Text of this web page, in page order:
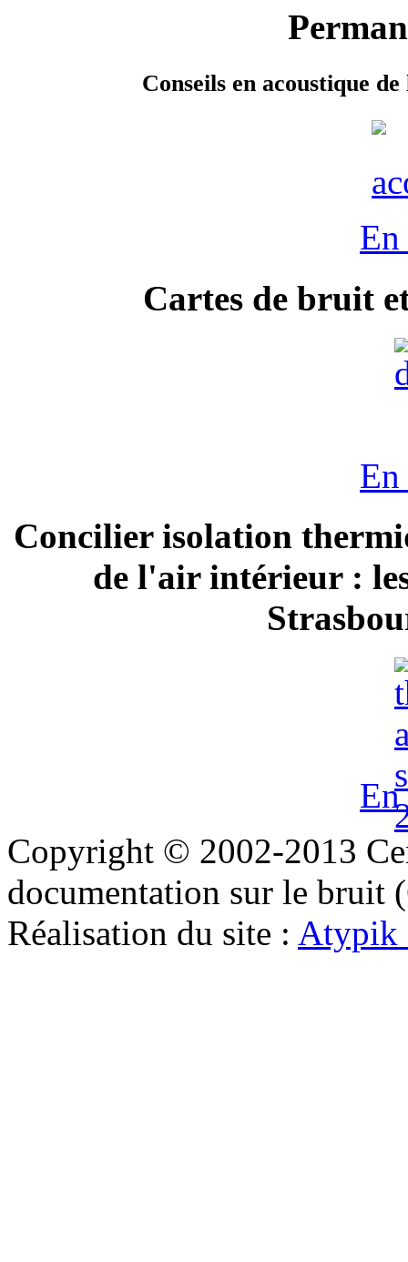
Conseils en acoustique
Cartes de bruit
Concilier isolation
de l'air intérieur :
Copyright © 2002-2013
documentation sur le bruit
Réalisation du site : Atypik